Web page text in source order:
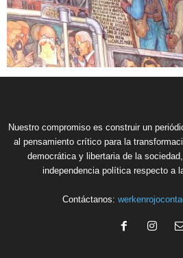
Nuestro compromiso es construir un
al pensamiento crítico para la
democrática y libertaria de la
independencia política respecto a
Contáctanos: